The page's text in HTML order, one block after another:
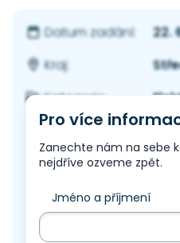
Datum zadání:
22.
Kraj:
Kategorie:
Pro více
Zanechte nám na sebe
nejdříve ozveme zpět.
Jméno a příjmení